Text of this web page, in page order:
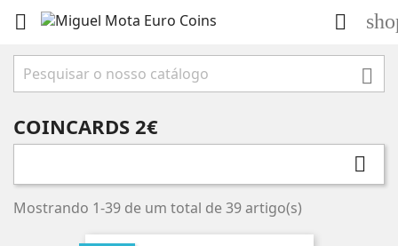
 

COINCARDS 2€

Mostrando 1-39 de um total de 39 artigo(s)